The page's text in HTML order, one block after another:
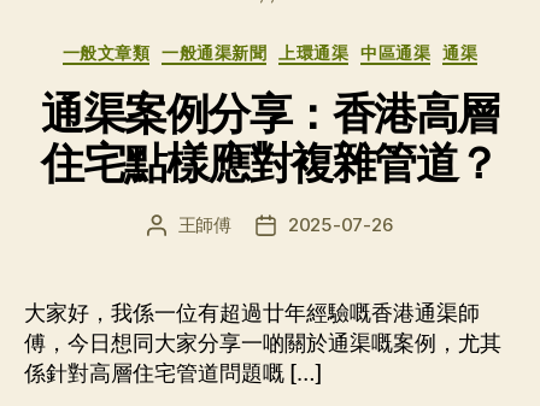
分
一般文章類 一般通渠新聞 上環通渠 中區通渠 通渠
通渠案例分享：香港高層
住宅點樣應對複雜管道？
文 王師傅
发
期
2025-07-26
大家好，我係一位有超過廿年經驗嘅香港通渠師
傅，今日想同大家分享一啲關於通渠嘅案例，尤其
係針對高層住宅管道問題嘅 […]